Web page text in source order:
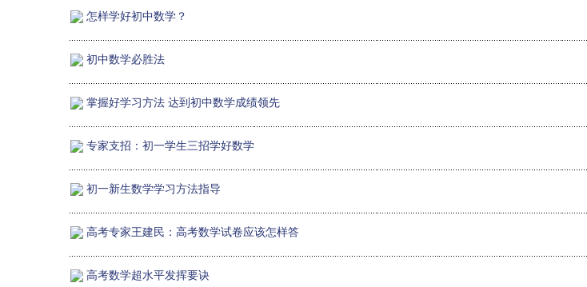
怎样学好初中数学？
初中数学必胜法
掌握好学习方法 达到初中数学成绩领先
专家支招：初一学生三招学好数学
初一新生数学学习方法指导
高考专家王建民：高考数学试卷应该怎样答
高考数学超水平发挥要诀